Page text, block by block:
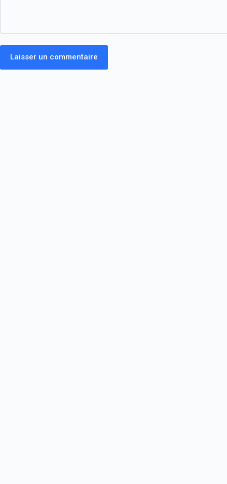
Laisser un commentaire